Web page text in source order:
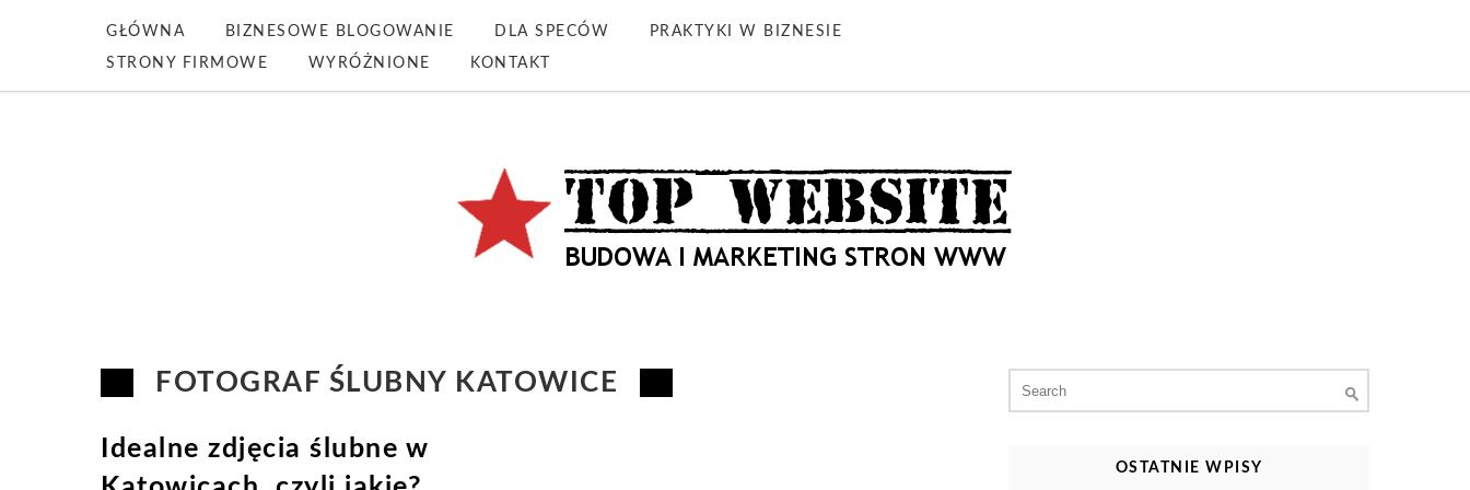
GŁÓWNA BIZNESOWE BLOGOWANIE DLA SPECÓW PRAKTYKI W BIZNESIE
STRONY FIRMOWE WYRÓŻNIONE KONTAKT
FOTOGRAF ŚLUBNY KATOWICE
Idealne zdjęcia ślubne w
for:
OSTATNIE WPISY